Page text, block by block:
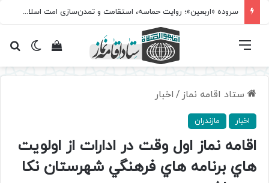
سروده‌ «اربعین»؛ روایت حماسه، استقامت و تمدن‌سازی امت اسلامی
تغییرمشاهده فهرست
ستاد اقامه نماز / اخبار
اخبار مازندران
اقامه نماز اول وقت در ادارات از اولويت
هاي برنامه هاي فرهنگي شهرستان نكا